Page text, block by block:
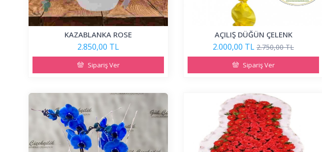
KAZABLANKA ROSE
2.850,00 TL
Sipariş Ver
AÇILIŞ DÜĞÜN ÇELENK
2.000,00 TL 2.750,00 TL
Sipariş Ver